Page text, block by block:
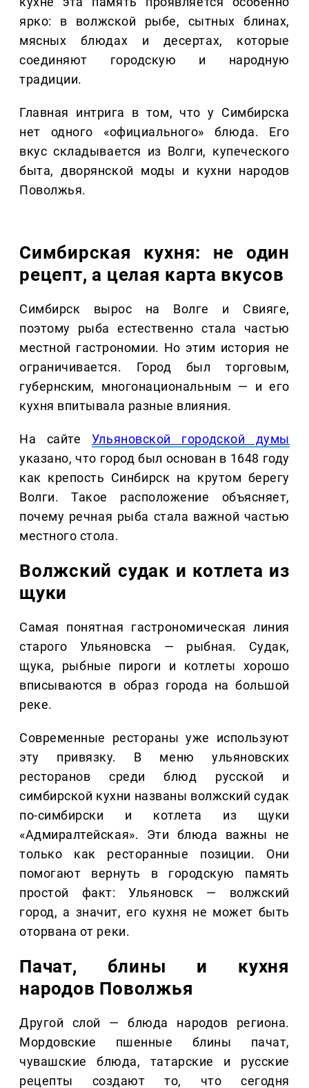
ярко: в волжской рыбе, сытных блинах,
мясных блюдах и десертах, которые
соединяют городскую и народную
традиции.
Главная интрига в том, что у Симбирска
нет одного «официального» блюда. Его
вкус складывается из Волги, купеческого
быта, дворянской моды и кухни народов
Поволжья.
Симбирская кухня: не один
рецепт, а целая карта вкусов
Симбирск вырос на Волге и Свияге,
поэтому рыба естественно стала частью
местной гастрономии. Но этим история не
ограничивается. Город был торговым,
губернским, многонациональным — и его
кухня впитывала разные влияния.
На сайте Ульяновской городской думы
указано, что город был основан в 1648 году
как крепость Синбирск на крутом берегу
Волги. Такое расположение объясняет,
почему речная рыба стала важной частью
местного стола.
Волжский судак и котлета из
щуки
Самая понятная гастрономическая линия
старого Ульяновска — рыбная. Судак,
щука, рыбные пироги и котлеты хорошо
вписываются в образ города на большой
реке.
Современные рестораны уже используют
эту привязку. В меню ульяновских
ресторанов среди блюд русской и
симбирской кухни названы волжский судак
по-симбирски и котлета из щуки
«Адмиралтейская». Эти блюда важны не
только как ресторанные позиции. Они
помогают вернуть в городскую память
простой факт: Ульяновск — волжский
город, а значит, его кухня не может быть
оторвана от реки.
Пачат, блины и кухня
народов Поволжья
Другой слой — блюда народов региона.
Мордовские пшенные блины пачат,
чувашские блюда, татарские и русские
рецепты создают то, что сегодня